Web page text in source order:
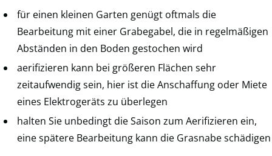
für einen kleinen Garten genügt oftmals die
Bearbeitung mit einer Grabegabel, die in regelmäßigen
Abständen in den Boden gestochen wird
aerifizieren kann bei größeren Flächen sehr
zeitaufwendig sein, hier ist die Anschaffung oder Miete
eines Elektrogeräts zu überlegen
halten Sie unbedingt die Saison zum Aerifizieren ein,
eine spätere Bearbeitung kann die Grasnabe schädigen